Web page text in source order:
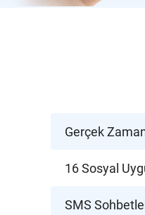
Gerçek
16 Sosyal
SMS